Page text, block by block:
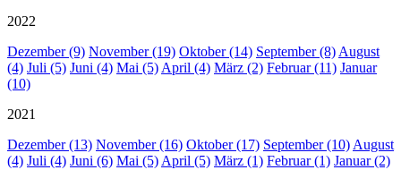
2022
Dezember (9) November (19) Oktober (14) September (8) August
(4) Juli (5) Juni (4) Mai (5) April (4) März (2) Februar (11) Januar
(10)
2021
Dezember (13) November (16) Oktober (17) September (10) August
(4) Juli (4) Juni (6) Mai (5) April (5) März (1) Februar (1) Januar (2)